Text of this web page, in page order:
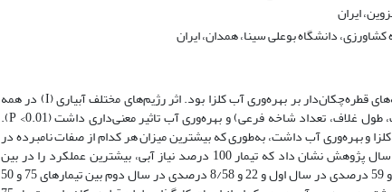
ایران
دانشگاه بوعلی سینا، همدان، ایران
هدف از این طرح بررسی اثر توأم رژیم‌های آبیاری و عمق کار‌گذاری لوله‌های قطره‌چکان‌دار بر بهره‌وری آب کلزا بود. اثر رژیم‌های مختلف آبیاری (I) در همه
صفات مورد بررسی در کلزا (عملکرد دانه، وزن هزار دانه، تعداد غلاف، طول غلاف، تعداد شاخه فرعی) و بهره‌وری آب تاثیر معنی‌داری داشت (P <0.01).
و بهره‌وری آب داشت، به‌طوری که بیشترین میزان هر کدام از صفات نامبرده در
عمق D1 (30 سانتی‌متر) مشاهده شد. نتایج به دست آمده در هر دو سال پژوهش نشان داد که تیمار 100 درصد نیاز آبی، بیشترین عملکرد را در بین
تیمارهای رژیم‌های مختلف آبیاری به خود اختصاص داد. اختلاف‌های 21 و 59 درصدی در سال اول و 22 و 8/58 درصدی در سال دوم بین تیمارهای 75 و 50